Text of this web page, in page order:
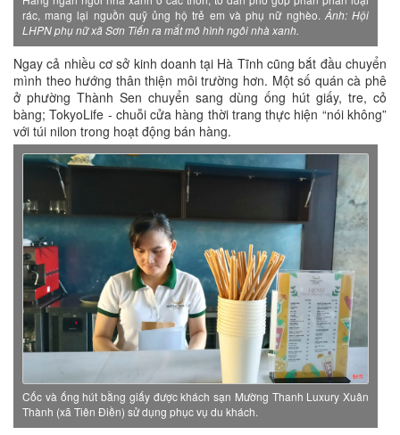
rác, mang lại nguồn quỹ ủng hộ trẻ em và phụ nữ nghèo. Ảnh: Hội
LHPN phụ nữ xã Sơn Tiến ra mắt mô hình ngôi nhà xanh.
Ngay cả nhiều cơ sở kinh doanh tại Hà Tĩnh cũng bắt đầu chuyển
mình theo hướng thân thiện môi trường hơn. Một số quán cà phê
ở phường Thành Sen chuyển sang dùng ống hút giấy, tre, cỏ
bàng; TokyoLife - chuỗi cửa hàng thời trang thực hiện “nói không”
với túi nilon trong hoạt động bán hàng.
Cốc và ống hút bằng giấy được khách sạn Mường Thanh Luxury Xuân
Thành (xã Tiên Điền) sử dụng phục vụ du khách.